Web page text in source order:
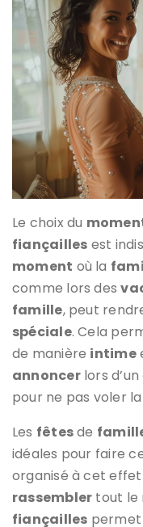
Le choix du
fiançailles est
moment où la
comme lors des
famille, peut
spéciale. Cela
de manière intime
annoncerlors
pour ne pas voler
Les fêtesde
idéales pour faire
organisé à cet
rassembler tout le
fiançailles